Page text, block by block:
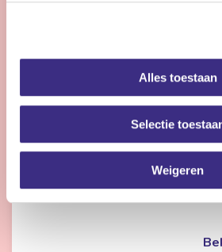
Alles toestaan
Selectie
Weigeren
Nog 23 dagen
4 - 28 uur | Deeltijds, Onbepaalde
Wil jij met meerdere doelgroepen
iets anders doen? Dan is de
Je werkt op verschillende locaties in
gehandicaptenzorg, jeugdzorg of